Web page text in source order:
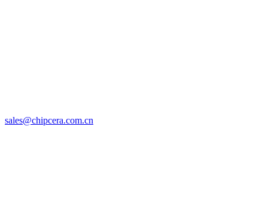
sales@chipcera.com.cn